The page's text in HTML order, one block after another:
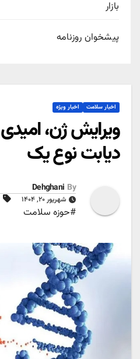
بازار
پیشخوان روزنامه
اخبار سلامت اخبار ویژه
ویرایش ژن، امیدی
دیابت نوع یک
By
Dehghani
شهریور ۲۰, ۱۴۰۴
#حوزه سلامت